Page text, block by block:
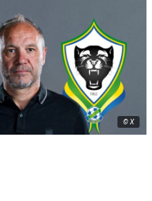
© X